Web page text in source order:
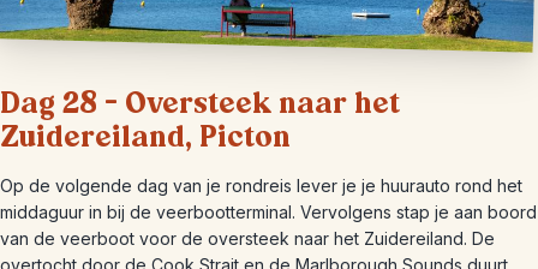
Dag 28 – Oversteek naar het
Zuidereiland, Picton
Op de volgende dag van je rondreis lever je je huurauto rond het
middaguur in bij de veerbootterminal. Vervolgens stap je aan boord
van de veerboot voor de oversteek naar het Zuidereiland. De
overtocht door de Cook Strait en de Marlborough Sounds duurt